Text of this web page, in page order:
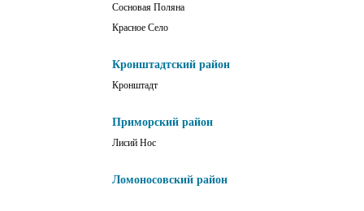
Сосновая Поляна
Красное Село
Кронштадтский район
Кронштадт
Приморский район
Лисий Нос
Ломоносовский район